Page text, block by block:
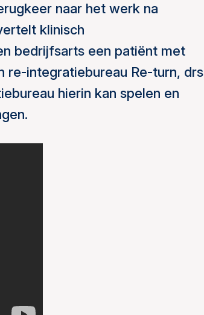
naar het werk na
klinisch
bedrijfsarts een patiënt met
re-integratiebureau Re-turn, drs
hierin kan spelen en